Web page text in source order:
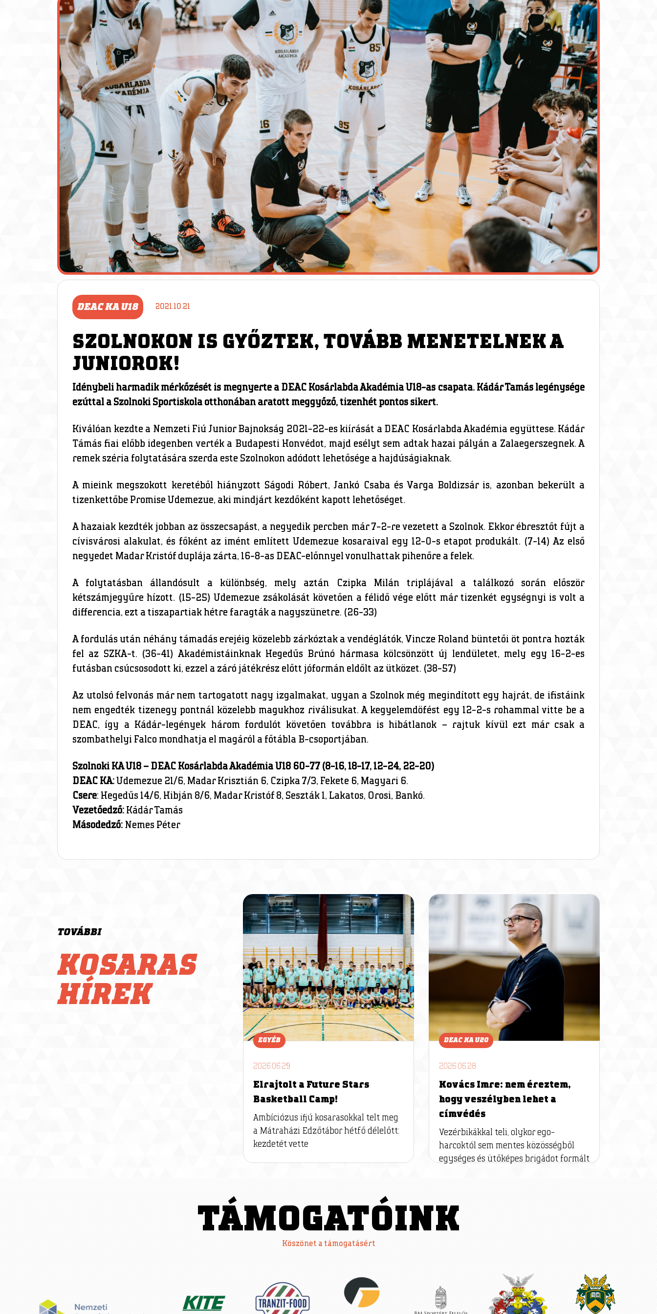
DEAC KA U18 2021.10.21
SZOLNOKON IS GYŐZTEK, TOVÁBB MENETELNEK A
JUNIOROK!
Idénybeli harmadik mérkőzését is megnyerte a DEAC Kosárlabda Akadémia U18-as csapata. Kádár Tamás legénysége
ezúttal a Szolnoki Sportiskola otthonában aratott meggyőző, tizenhét pontos sikert.
Kiválóan kezdte a Nemzeti Fiú Junior Bajnokság 2021-22-es kiírását a DEAC Kosárlabda Akadémia együttese. Kádár
Támás fiai előbb idegenben verték a Budapesti Honvédot, majd esélyt sem adtak hazai pályán a Zalaegerszegnek. A
remek széria folytatására szerda este Szolnokon adódott lehetősége a hajdúságiaknak.
A mieink megszokott keretéből hiányzott Ságodi Róbert, Jankó Csaba és Varga Boldizsár is, azonban bekerült a
tizenkettőbe Promise Udemezue, aki mindjárt kezdőként kapott lehetőséget.
A hazaiak kezdték jobban az összecsapást, a negyedik percben már 7-2-re vezetett a Szolnok. Ekkor ébresztőt fújt a
cívisvárosi alakulat, és főként az imént említett Udemezue kosaraival egy 12-0-s etapot produkált. (7-14) Az első
negyedet Madar Kristóf duplája zárta, 16-8-as DEAC-előnnyel vonulhattak pihenőre a felek.
A folytatásban állandósult a különbség, mely aztán Czipka Milán triplájával a találkozó során először
kétszámjegyűre hízott. (15-25) Udemezue zsákolását követően a félidő vége előtt már tizenkét egységnyi is volt a
differencia, ezt a tiszapartiak hétre faragták a nagyszünetre. (26-33)
A fordulás után néhány támadás erejéig közelebb zárkóztak a vendéglátók, Vincze Roland büntetői öt pontra hozták
fel az SZKA-t. (36-41) Akadémistáinknak Hegedűs Brúnó hármasa kölcsönzött új lendületet, mely egy 16-2-es
futásban csúcsosodott ki, ezzel a záró játékrész előtt jóformán eldőlt az ütközet. (38-57)
Az utolsó felvonás már nem tartogatott nagy izgalmakat, ugyan a Szolnok még megindított egy hajrát, de ifistáink
nem engedték tizenegy pontnál közelebb magukhoz riválisukat. A kegyelemdöfést egy 12-2-s rohammal vitte be a
DEAC, így a Kádár-legények három fordulót követően továbbra is hibátlanok – rajtuk kívül ezt már csak a
szombathelyi Falco mondhatja el magáról a főtábla B-csoportjában.
Szolnoki KA U18 – DEAC Kosárlabda Akadémia U18 60-77 (8-16, 18-17, 12-24, 22-20)
DEAC KA: Udemezue 21/6, Madar Krisztián 6, Czipka 7/3, Fekete 6, Magyari 6.
Csere: Hegedűs 14/6, Hibján 8/6, Madar Kristóf 8, Seszták 1, Lakatos, Orosi, Bankó.
Vezetőedző: Kádár Tamás
Másodedző: Nemes Péter
TOVÁBBI
KOSARAS
HÍREK
EGYÉB
2026.06.29
Elrajtolt a Future Stars
Basketball Camp!
Ambíciózus ifjú kosarasokkal telt meg
a Mátraházi Edzőtábor hétfő délelőtt:
kezdetét vette
DEAC KA U20
2026.06.28
Kovács Imre: nem éreztem,
hogy veszélyben lehet a
címvédés
Vezérbikákkal teli, olykor ego-
harcoktól sem mentes közösségből
egységes és ütőképes brigádot formált
TÁMOGATÓINK
Köszönet a támogatásért